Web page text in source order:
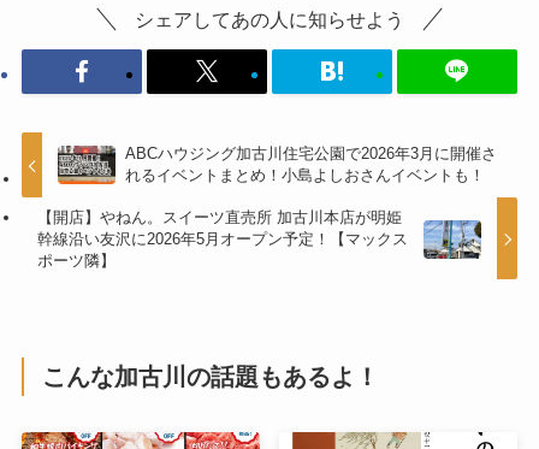
シェアしてあの人に知らせよう
ABCハウジング加古川住宅公園で2026年3月に開催さ
れるイベントまとめ！小島よしおさんイベントも！
【開店】やねん。スイーツ直売所 加古川本店が明姫
幹線沿い友沢に2026年5月オープン予定！【マックス
ポーツ隣】
こんな加古川の話題もあるよ！